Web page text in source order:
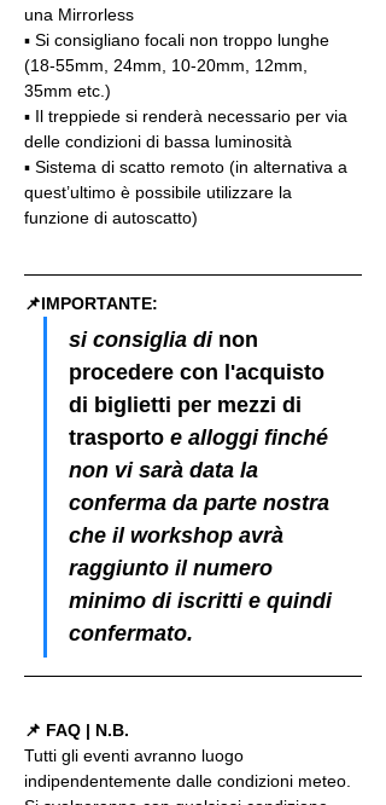
una Mirrorless
▪️ Si consigliano focali non troppo lunghe
(18-55mm, 24mm, 10-20mm, 12mm,
35mm etc.)
▪️ Il treppiede si renderà necessario per via
delle condizioni di bassa luminosità
▪️ Sistema di scatto remoto (in alternativa a
quest’ultimo è possibile utilizzare la
funzione di autoscatto)
📌IMPORTANTE:
si consiglia di non
procedere con l'acquisto
di biglietti per mezzi di
trasporto e alloggi finché
non vi sarà data la
conferma da parte nostra
che il workshop avrà
raggiunto il numero
minimo di iscritti e quindi
confermato.
📌 FAQ | N.B.
Tutti gli eventi avranno luogo
indipendentemente dalle condizioni meteo.